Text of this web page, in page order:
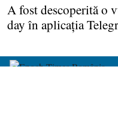
A fost descoperită o
day în aplicaţia